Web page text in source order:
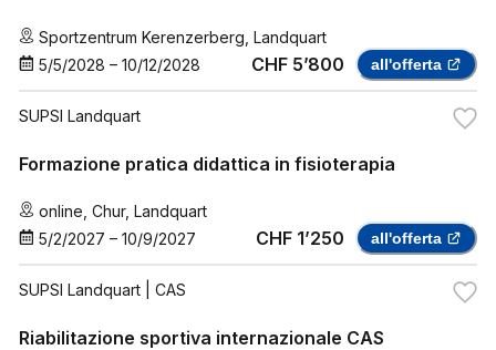
Sportzentrum Kerenzerberg Landquart
5/5/2028 – 10/12/2028 CHF 5’800 all'offerta
SUPSI Landquart
Formazione pratica didattica in fisioterapia
online Chur, Landquart
5/2/2027 – 10/9/2027 CHF 1’250 all'offerta
SUPSI Landquart | CAS
Riabilitazione sportiva internazionale CAS